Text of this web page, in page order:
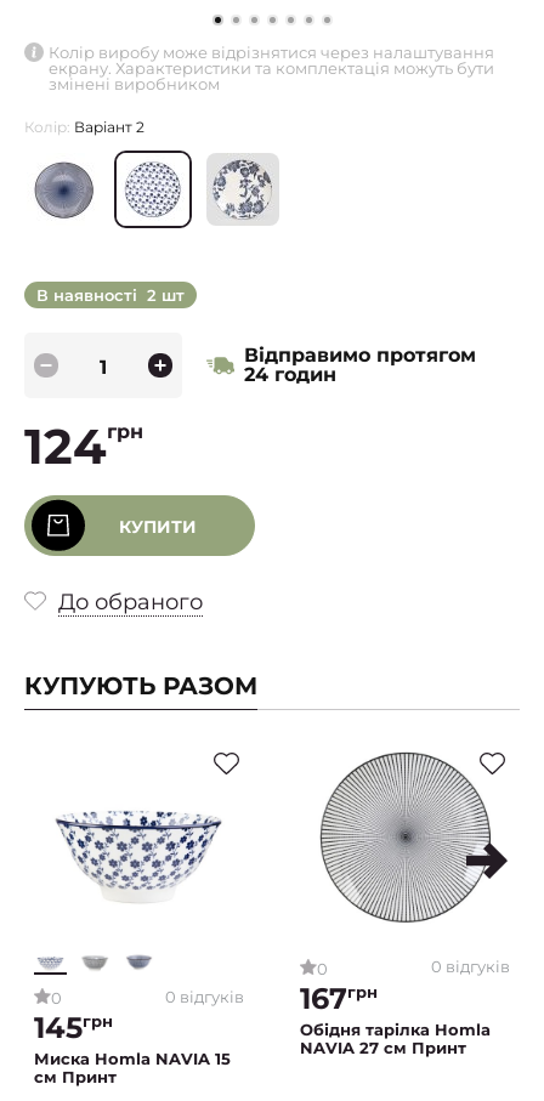
Колір виробу може відрізнятися через налаштування
екрану. Характеристики та комплектація можуть бути
змінені виробником
Колір: Варіант 2
В наявності 2 шт
Відправимо протягом
24 годин
124грн
КУПИТИ
До обраного
КУПУЮТЬ РАЗОМ
0 0 відгуків
145грн
Миска Homla NAVIA 15
см Принт
0 0 відгуків
167грн
Обідня тарілка Homla
NAVIA 27 см Принт